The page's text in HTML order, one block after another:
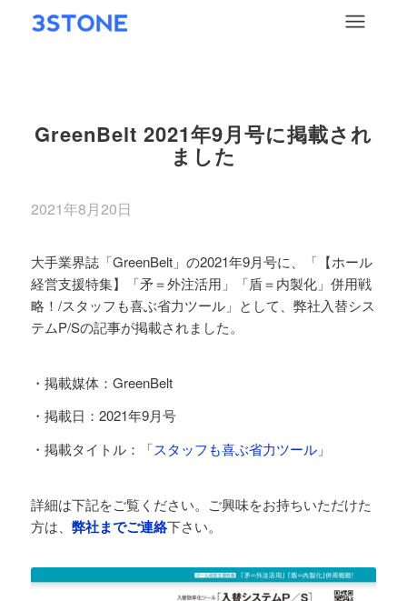
GreenBelt 2021年9月号に掲載され
ました
2021年8月20日
大手業界誌「GreenBelt」の2021年9月号に、「【ホール
経営支援特集】「矛＝外注活用」「盾＝内製化」併用戦
略！/スタッフも喜ぶ省力ツール」として、弊社入替シス
テムP/Sの記事が掲載されました。
・掲載媒体：GreenBelt
・掲載日：2021年9月号
・掲載タイトル：「スタッフも喜ぶ省力ツール」
詳細は下記をご覧ください。ご興味をお持ちいただけた
方は、 弊社までご連絡下さい。